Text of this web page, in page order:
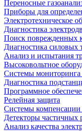
Переносные
Приборы для
Электротехническое
Диагностика
Поиск поврежденных
Диагностика силовых
Анализ и испытания
Высоковольтное
Системы мониторинга
Диагностика
Программное
Релейная защита
Системы
Детекторы частичных
Анализ качества